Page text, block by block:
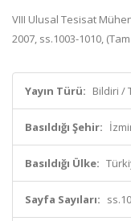
VIII Ulusal Tesisat
2007, ss.1003-1010,
Yayın Türü: Bildiri /
Basıldığı Şehir:
Basıldığı Ülke:
Sayfa Sayıları: